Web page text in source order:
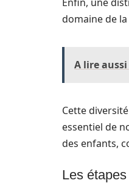
domaine de
A lire aussi
Cette
essentiel de
des enfants,
Les